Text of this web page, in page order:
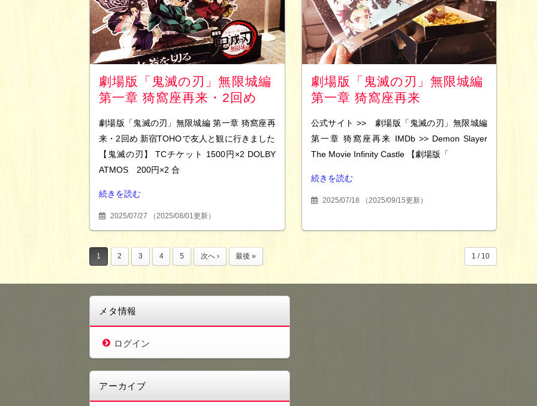
劇場版「鬼滅の刃」無限城編
第一章 猗窩座再来・2回め
劇場版「鬼滅の刃」無限城編 第一章 猗窩座再
来・2回め 新宿TOHOで友人と観に行きました
【鬼滅の刃】 TCチケット 1500円×2 DOLBY
ATMOS 200円×2 合
続きを読む
2025/07/27 （2025/08/01更新）
劇場版「鬼滅の刃」無限城編
第一章 猗窩座再来
公式サイト >> 劇場版「鬼滅の刃」無限城編
第一章 猗窩座再来 IMDb >> Demon Slayer
The Movie Infinity Castle 【劇場版「
続きを読む
2025/07/18 （2025/09/15更新）
1 2 3 4 5 次へ › 最後 » 1 / 10
メタ情報
ログイン
アーカイブ